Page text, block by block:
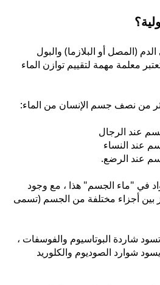
(المصل أو البلازما) والبول
معلمة مهمة لتقييم توازن الماء
من نصف جسم الإنسان من الماء:
في "ماء الجسم" هذا ، مع وجود
بين أجزاء مختلفة من الجسم (تسمى
شاردة البوتاسيوم والفوسفات ،
شوارد الصوديوم والكلوريد